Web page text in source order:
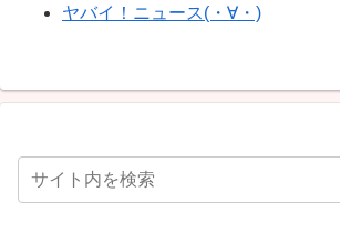
ヤバイ！ニュース(・∀・)